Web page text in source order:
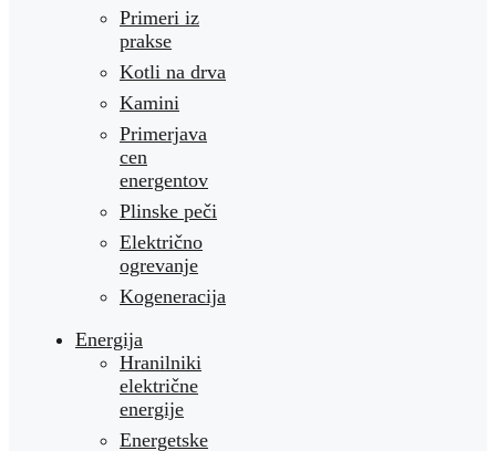
Primeri iz
prakse
Kotli na drva
Kamini
Primerjava
cen
energentov
Plinske peči
Električno
ogrevanje
Kogeneracija
Energija
Hranilniki
električne
energije
Energetske